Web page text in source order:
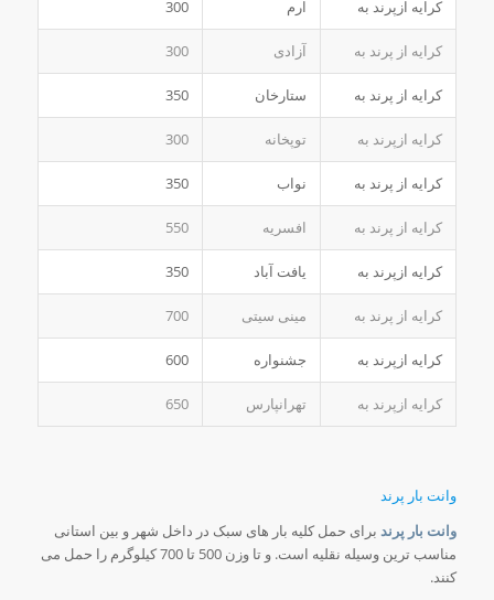
کرایه ازپرند به ارم 300
کرایه از پرند به آزادی 300
کرایه از پرند به ستارخان 350
کرایه ازپرند به توپخانه 300
کرایه از پرند به نواب 350
کرایه از پرند به افسریه 550
کرایه ازپرند به یافت آباد 350
کرایه از پرند به مینی سیتی 700
کرایه ازپرند به جشنواره 600
کرایه ازپرند به تهرانپارس 650
وانت بار پرند
وانت بار پرندبرای حمل کلیه بار های سبک در داخل شهر و بین استانی
مناسب ترین وسیله نقلیه است. و تا وزن 500 تا 700 کیلوگرم را حمل می
کنند.